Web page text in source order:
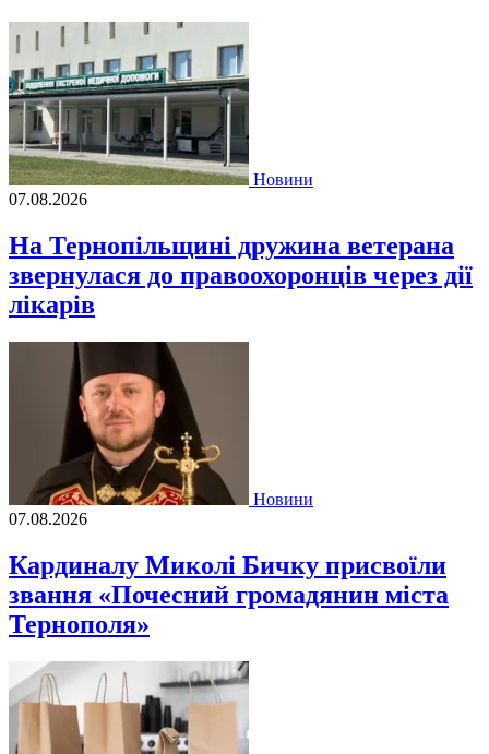
Новини
07.08.2026
На Тернопільщині дружина ветерана
звернулася до правоохоронців через дії
лікарів
Новини
07.08.2026
Кардиналу Миколі Бичку присвоїли
звання «Почесний громадянин міста
Тернополя»